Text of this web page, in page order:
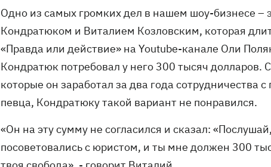
Одно из самых громких дел в нашем шоу-бизнесе –
Кондратюком и Виталием Козловским, которая
«Правда или действие» на Youtube-канале Оли
Кондратюк потребовал у него 300 тысяч долларов.
которые он заработал за два года
певца, Кондратюку такой вариант не понравился.
«Он на эту сумму не согласился и сказал:
посоветовались с юристом, и ты мне должен 300